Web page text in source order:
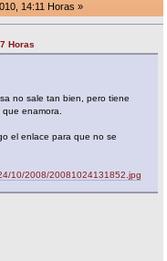
14:11 Horas »
Horas
no sale tan bien, pero tiene
enamora.
el enlace para que no se
10/2008/20081024131852.jpg